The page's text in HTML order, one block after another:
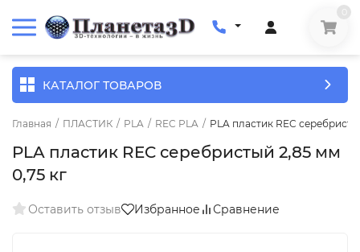
КАТАЛОГ ТОВАРОВ
Главная / ПЛАСТИК / PLA / REC PLA / PLA пластик REC
PLA пластик REC серебристый 2,85 мм
0,75 кг
Оставить отзыв Избранное Сравнение